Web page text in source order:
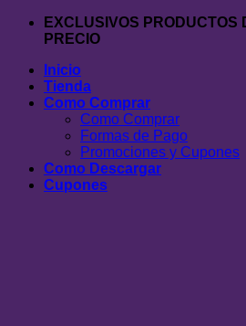
Saltar
EXCLUSIVOS PRODUCTOS
PRECIO
Inicio
Tienda
Como Comprar
Como Comprar
Formas de Pago
Promociones y Cupones
Como Descargar
Cupones